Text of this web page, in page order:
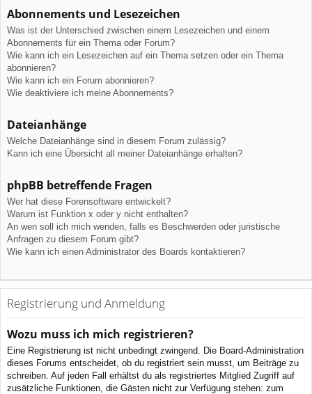
Abonnements und Lesezeichen
Was ist der Unterschied zwischen einem Lesezeichen und einem
Abonnements für ein Thema oder Forum?
Wie kann ich ein Lesezeichen auf ein Thema setzen oder ein Thema
abonnieren?
Wie kann ich ein Forum abonnieren?
Wie deaktiviere ich meine Abonnements?
Dateianhänge
Welche Dateianhänge sind in diesem Forum zulässig?
Kann ich eine Übersicht all meiner Dateianhänge erhalten?
phpBB betreffende Fragen
Wer hat diese Forensoftware entwickelt?
Warum ist Funktion x oder y nicht enthalten?
An wen soll ich mich wenden, falls es Beschwerden oder juristische
Anfragen zu diesem Forum gibt?
Wie kann ich einen Administrator des Boards kontaktieren?
Registrierung und Anmeldung
Wozu muss ich mich registrieren?
Eine Registrierung ist nicht unbedingt zwingend. Die Board-Administration
dieses Forums entscheidet, ob du registriert sein musst, um Beiträge zu
schreiben. Auf jeden Fall erhältst du als registriertes Mitglied Zugriff auf
zusätzliche Funktionen, die Gästen nicht zur Verfügung stehen: zum